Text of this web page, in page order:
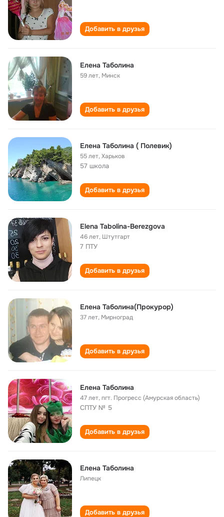
Добавить в друзья
Елена Таболина
59 лет, Минск
Добавить в друзья
Елена Таболина ( Полевик)
55 лет,Харьков
57 школа
Добавить в друзья
Elena Tabolina-Berezgova
46 лет, Штутгарт
7 ПТУ
Добавить в друзья
Елена Таболина(Прокурор)
37 лет, Мирноград
Добавить в друзья
Елена Таболина
47 лет,пгт. Прогресс (Амурская область)
СПТУ № 5
Добавить в друзья
Елена Таболина
Липецк
Добавить в друзья